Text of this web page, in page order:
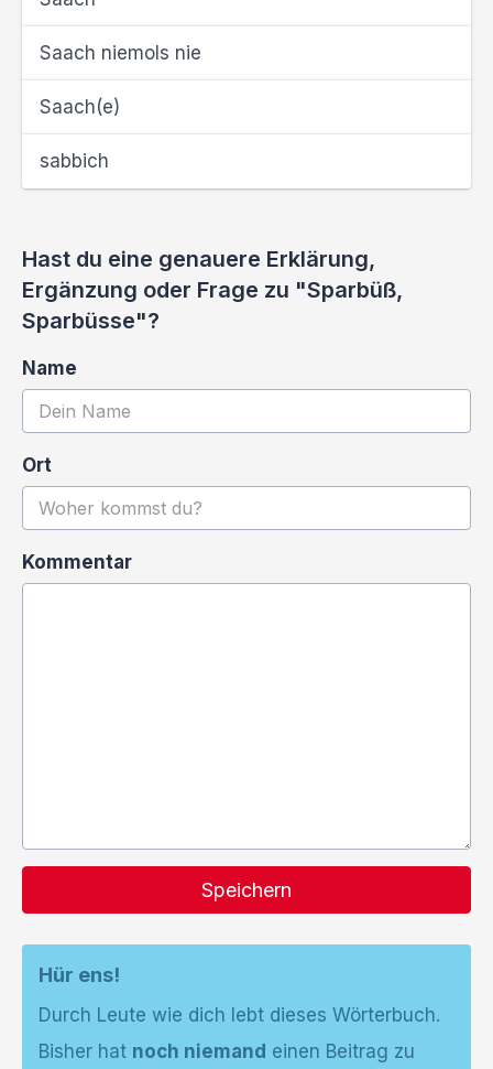
Saach niemols nie
Saach(e)
sabbich
Hast du eine genauere Erklärung,
Ergänzung oder Frage zu "Sparbüß,
Sparbüsse"?
Name
Ort
Kommentar
Speichern
Hür ens!
Durch Leute wie dich lebt dieses Wörterbuch.
Bisher hat noch niemand einen Beitrag zu